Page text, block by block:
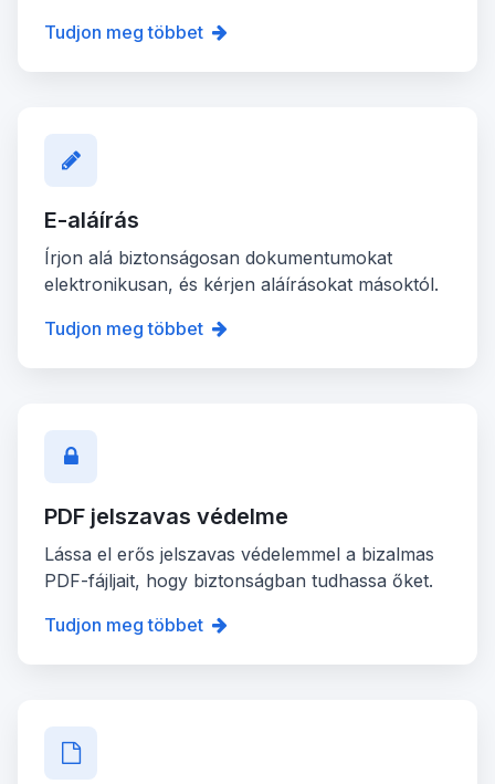
Tudjon meg többet
E-aláírás
Írjon alá biztonságosan dokumentumokat
elektronikusan, és kérjen aláírásokat másoktól.
Tudjon meg többet
PDF jelszavas védelme
Lássa el erős jelszavas védelemmel a bizalmas
PDF-fájljait, hogy biztonságban tudhassa őket.
Tudjon meg többet